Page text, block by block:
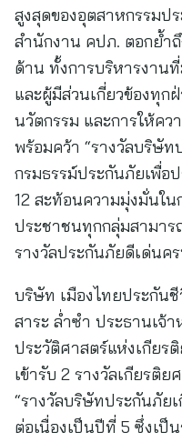
สูงสุดของอุตสาหกรรมป
สำนักงาน คปภ. ตอกย้ำ
ด้าน ทั้งการบริหารงาน
และผู้มีส่วนเกี่ยวข้องทุก
นวัตกรรม และการให้ค
พร้อมคว้า “รางวัลบริษัท
กรมธรรม์ประกันภัยเพื่อ
12 สะท้อนความมุ่งมั่นใ
ประชาชนทุกกลุ่มสามาร
รางวัลประกันภัยดีเด่นค
บริษัท เมืองไทยประกัน
สาระ ล่ำซำ ประธานเจ้
ประวัติศาสตร์แห่งเกียร
เข้ารับ 2 รางวัลเกียรติ
“รางวัลบริษัทประกันภัย
ต่อเนื่องเป็นปีที่ 5 ซึ่งเป็